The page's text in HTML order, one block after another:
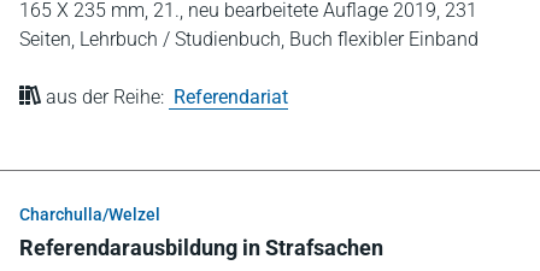
165 X 235 mm, 21., neu bearbeitete Auflage 2019, 231
Seiten, Lehrbuch / Studienbuch, Buch flexibler Einband
aus der Reihe: Referendariat
Charchulla/Welzel
Referendarausbildung in Strafsachen